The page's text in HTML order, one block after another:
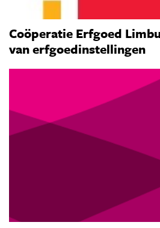
Coöperatie Erfgoed
van erfgoedinstellingen